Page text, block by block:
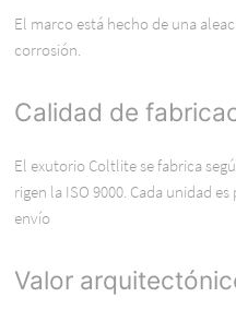
El marco está hecho de una
corrosión.
Calidad de
El exutorio Coltlite se fabrica
rigen la ISO 9000. Cada unidad
envío
Valor